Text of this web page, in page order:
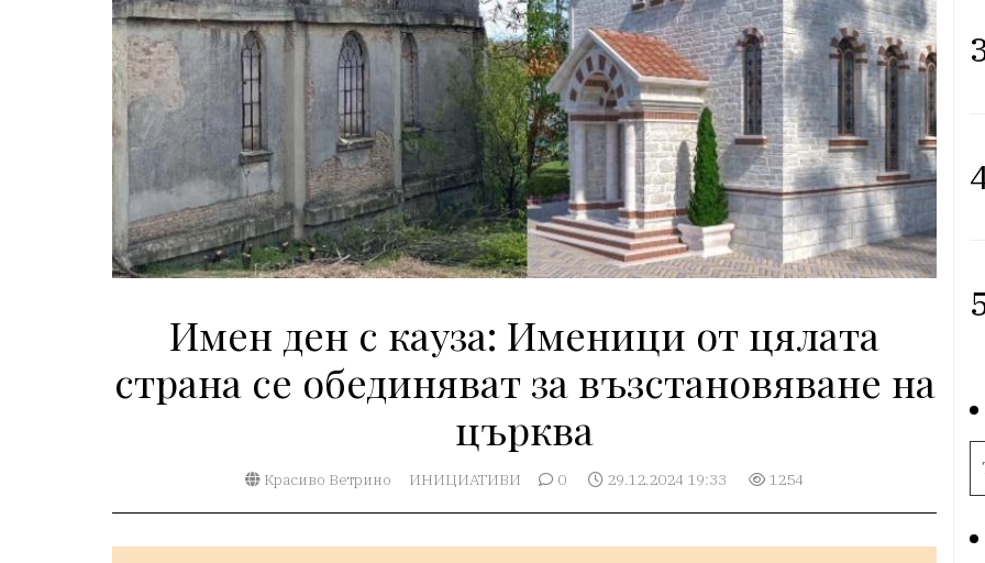
Имен ден с кауза: Именици от цялата
страна се обединяват за възстановяване на
църква
Красиво Ветрино ИНИЦИАТИВИ 0 29.12.2024 19:33 1254